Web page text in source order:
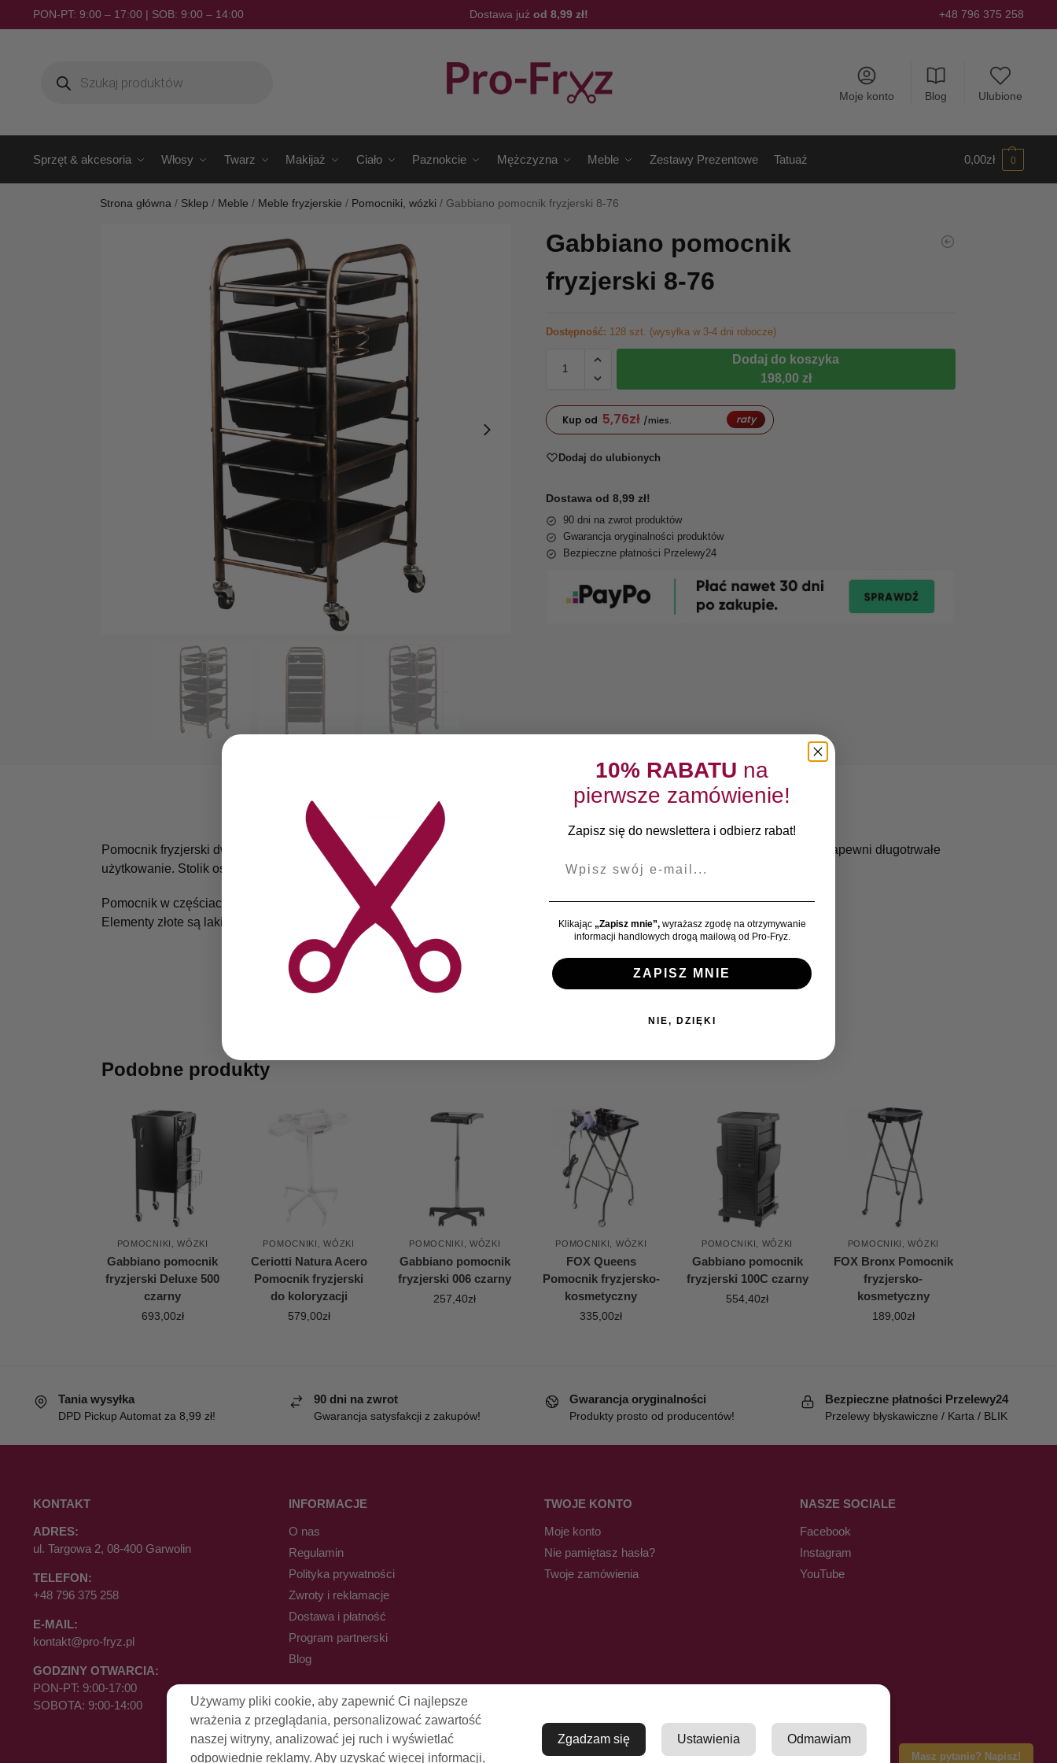
PON-PT: 9:00 – 17:00 | SOB: 9:00 – 14:00 Dostawa już od 8,99 zł! +48 796 375 258
Moje konto Blog Ulubione
Sprzęt & akcesoria Włosy Twarz Makijaż Ciało Paznokcie Mężczyzna Meble Zestawy Prezentowe Tatuaż 0,00zł 0
Strona główna / Sklep / Meble / Meble fryzjerskie / Pomocniki, wózki / Gabbiano pomocnik fryzjerski 8-76
Gabbiano pomocnik
fryzjerski 8-76
Dostępność: 128 szt. (wysyłka w 3-4 dni robocze)
Dodaj do koszyka
198,00 zł
Kup od 5,76zł /mies. raty
Dodaj do ulubionych
Dostawa od 8,99 zł!
90 dni na zwrot produktów
Gwarancja oryginalności produktów
Bezpieczne płatności Przelewy24
Masz pytanie? Napisz!
Opinie klientów
Pomocnik fryzjerski dwustronny w kolorze starego złota, posiada 4 kuwety i uchwyty na asortyment fryzjerski. Stablina konstrukcja zapewni długotrwałe
użytkowanie. Stolik osadzony na gumowanych kółkach, dzięki którym narzędzia będą zawsze pod ręką.
Pomocnik w częściach do samodzielnego montażu.
Elementy złote są lakierowane. Uszkodzenia mechaniczne powłoki nie podlegają reklamacji.
Podobne produkty
POMOCNIKI, WÓZKI
Gabbiano pomocnik
fryzjerski Deluxe 500
czarny
693,00zł
POMOCNIKI, WÓZKI
Ceriotti Natura Acero
Pomocnik fryzjerski
do koloryzacji
579,00zł
POMOCNIKI, WÓZKI
Gabbiano pomocnik
fryzjerski 006 czarny
257,40zł
POMOCNIKI, WÓZKI
FOX Queens
Pomocnik fryzjersko-
kosmetyczny
335,00zł
POMOCNIKI, WÓZKI
Gabbiano pomocnik
fryzjerski 100C czarny
554,40zł
POMOCNIKI, WÓZKI
FOX Bronx Pomocnik
fryzjersko-
kosmetyczny
189,00zł
Tania wysyłka
DPD Pickup Automat za 8,99 zł!
90 dni na zwrot
Gwarancja satysfakcji z zakupów!
Gwarancja oryginalności
Produkty prosto od producentów!
Bezpieczne płatności Przelewy24
Przelewy błyskawiczne / Karta / BLIK
KONTAKT
ADRES:
ul. Targowa 2, 08-400 Garwolin
TELEFON:
+48 796 375 258
E-MAIL:
kontakt@pro-fryz.pl
GODZINY OTWARCIA:
PON-PT: 9:00-17:00
SOBOTA: 9:00-14:00
INFORMACJE
O nas
Regulamin
Polityka prywatności
Zwroty i reklamacje
Dostawa i płatność
Program partnerski
Blog
TWOJE KONTO
Moje konto
Nie pamiętasz hasła?
Twoje zamówienia
NASZE SOCIALE
Facebook
Instagram
YouTube
© Pro-Fryz.pl 2021-2026
Używamy pliki cookie, aby zapewnić Ci najlepsze
wrażenia z przeglądania, personalizować zawartość
naszej witryny, analizować jej ruch i wyświetlać
odpowiednie reklamy. Aby uzyskać więcej informacji,
Zgadzam się Ustawienia Odmawiam
10% RABATU na
pierwsze zamówienie!
Zapisz się do newslettera i odbierz rabat!
Klikając „Zapisz mnie”,wyrażasz zgodę na otrzymywanie
informacji handlowych drogą mailową od Pro-Fryz.
ZAPISZ MNIE
NIE, DZIĘKI